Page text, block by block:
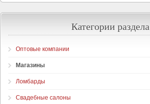
Категории раздела
Оптовые компании
Магазины
Ломбарды
Свадебные салоны